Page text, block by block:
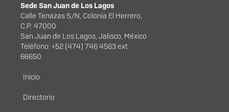
Sede San Juan de Los Lagos
Calle Tenazas S/N, Colonia El Herrero,
C.P. 47000
San Juan de Los Lagos, Jalisco, México
Teléfono: +52 (474) 746 4563 ext
66650
Menú principal
Inicio
Directorio